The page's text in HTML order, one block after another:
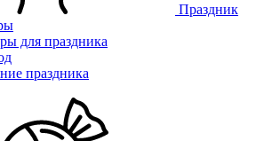
Праздник
для праздника
праздника